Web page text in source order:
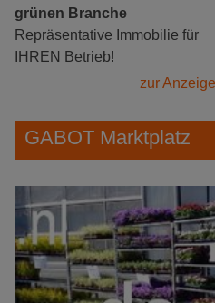
grünen Branche
Repräsentative Immobilie für
IHREN Betrieb!
zur Anzeige
GABOT Marktplatz